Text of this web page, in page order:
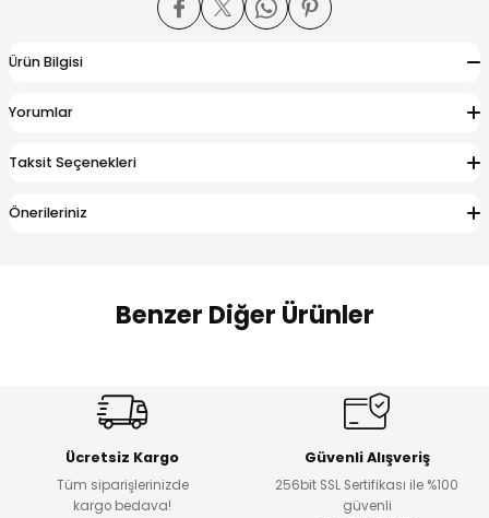
Ürün Bilgisi
Yorumlar
Taksit Seçenekleri
Önerileriniz
Benzer Diğer Ürünler
Dantelya Kız Çocuk Tişört
Puba Unisex Kot 3’lü Takım
Ücretsiz Kargo
Tüm siparişlerinizde
kargo bedava!
Güvenli Alışveriş
256bit SSL Sertifikası ile %100
güvenli
ve Taç